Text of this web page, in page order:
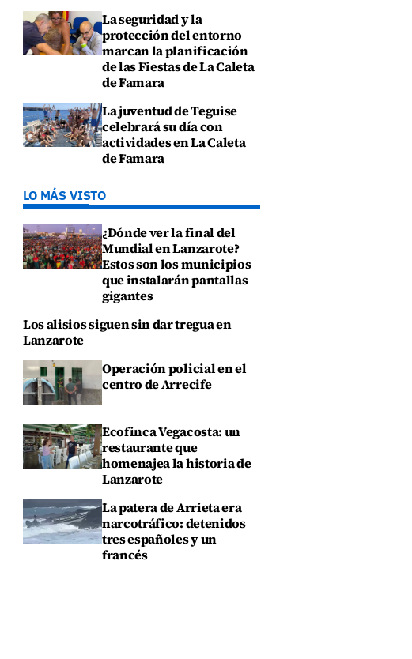
La seguridad y la
protección del entorno
marcan la planificación
de las Fiestas de La Caleta
de Famara
La juventud de Teguise
celebrará su día con
actividades en La Caleta
de Famara
LO MÁS VISTO
¿Dónde ver la final del
Mundial en Lanzarote?
Estos son los municipios
que instalarán pantallas
gigantes
Los alisios siguen sin dar tregua en
Lanzarote
Operación policial en el
centro de Arrecife
Ecofinca Vegacosta: un
restaurante que
homenajea la historia de
Lanzarote
La patera de Arrieta era
narcotráfico: detenidos
tres españoles y un
francés